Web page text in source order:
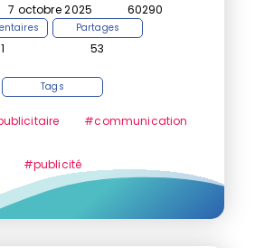
7 octobre 2025 60290
1
Partages
53
Tags
#communication
#publicité